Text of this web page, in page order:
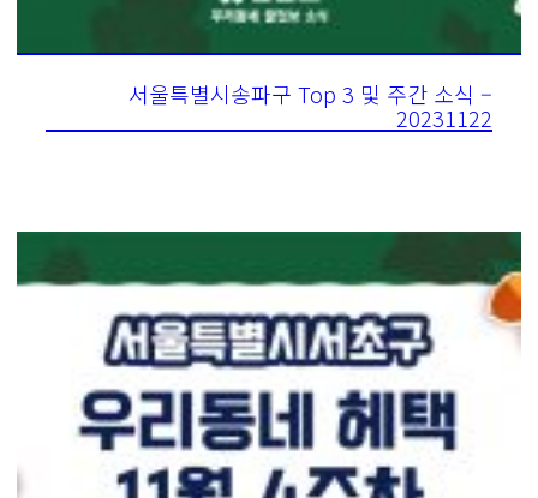
서울특별시송파구 Top 3 및 주간 소식 –
20231122